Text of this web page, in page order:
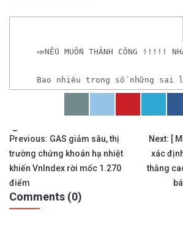
📣NẾU MUỐN THÀNH CÔNG !!!!!
Bao nhiêu trong số những sai
𝘟𝘦𝘮 𝘤𝘩𝘪 𝘵𝘪ế𝘵: https://
✨🏆𝐌ở 𝐭à𝐢 𝐤𝐡𝐨ả𝐧 𝐠𝐢𝐚𝐨 𝐝ị𝐜𝐡 𝐭ạ𝐢 𝐜á𝐜
✅𝘔ở 𝘵à𝘪 𝘬𝘩𝘰ả𝘯 𝘵𝘳ê𝘯 𝘴à𝘯
✅𝘔ở 𝘵à𝘪 𝘬𝘩𝘰ả𝘯 𝘵𝘳ê𝘯 𝘴à𝘯
Tags:
Điều
hướng
bài
viết
Previous: GAS giảm sâu, thị
trường chứng khoán hạ nhiệt
khiến VnIndex rời mốc 1.270
điểm
Next: [
xác
thắng
Comments (0)